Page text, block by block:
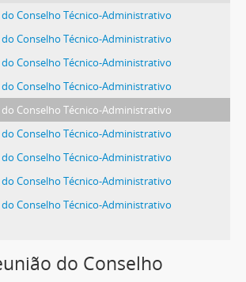
do Conselho Técnico-Administrativo
do Conselho Técnico-Administrativo
do Conselho Técnico-Administrativo
do Conselho Técnico-Administrativo
do Conselho Técnico-Administrativo
do Conselho Técnico-Administrativo
do Conselho Técnico-Administrativo
do Conselho Técnico-Administrativo
do Conselho Técnico-Administrativo
do Conselho